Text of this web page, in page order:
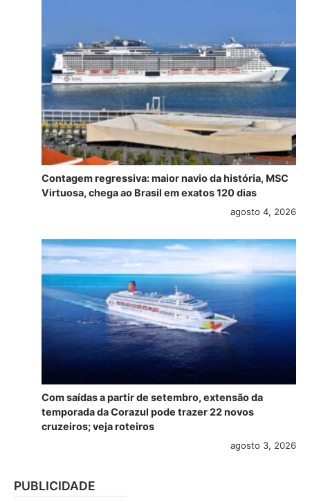
Contagem regressiva: maior navio da história, MSC
Virtuosa, chega ao Brasil em exatos 120 dias
agosto 4, 2026
Com saídas a partir de setembro, extensão da
temporada da Corazul pode trazer 22 novos
cruzeiros; veja roteiros
agosto 3, 2026
PUBLICIDADE